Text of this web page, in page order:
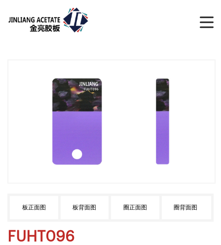
板正面图 板背面图 圈正面图 圈背面图
FUHT096